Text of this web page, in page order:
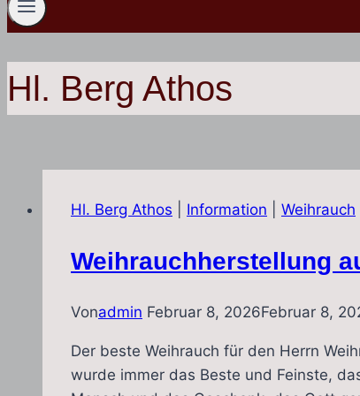
Hl. Berg Athos
Hl. Berg Athos Information Weihrauch
Weihrauchherstellung
Vonadmin Februar 8, 2026Februar 8,
Der beste Weihrauch für den Herrn
wurde immer das Beste und Feinste,